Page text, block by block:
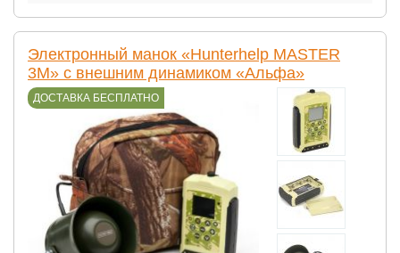
Электронный манок «Hunterhelp MASTER
3M» с внешним динамиком «Альфа»
ДОСТАВКА БЕСПЛАТНО